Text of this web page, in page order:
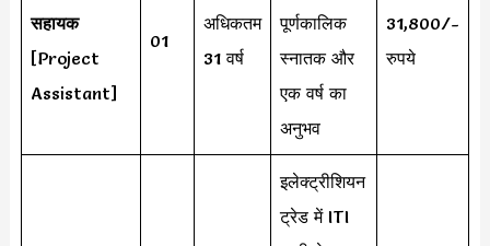
सहायक
[Project
Assistant]
01
अधिकतम
31 वर्ष
पूर्णकालिक
स्नातक और
एक वर्ष का
अनुभव
31,800/-
रुपये
इलेक्ट्रीशियन
ट्रेड में ITI